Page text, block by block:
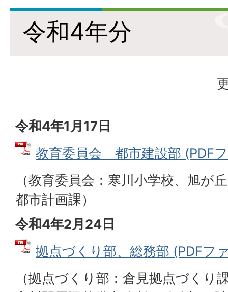
令和4年分
令和4年1月17日
教育委員会 都市建設部 (PDF
（教育委員会：寒川小学校、旭
都市計画課）
令和4年2月24日
拠点づくり部、総務部 (PDFフ
（拠点づくり部：倉見拠点づくり